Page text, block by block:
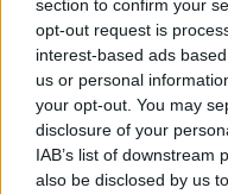
section to confirm your
opt-out request is
interest-based ads
us or personal
your opt-out. You may
disclosure of your
IAB’s list of downstream
also be disclosed by us